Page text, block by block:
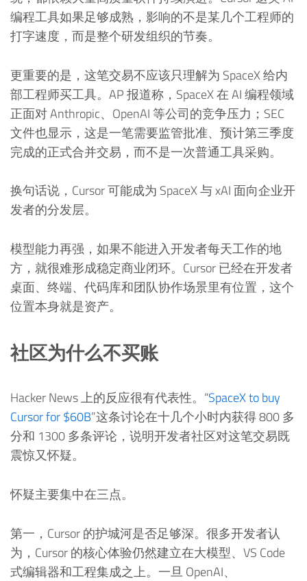
编程工具如果足够成熟，影响的不是某几个工程师的
打字速度，而是整个研发组织的节奏。
更重要的是，这笔交易不应该只理解为 SpaceX 给内
部工程师买工具。AP 报道称，SpaceX 在 AI 编程领域
正面对 Anthropic、OpenAI 等公司的竞争压力；SEC
文件也显示，这是一笔需要监管批准、预计第三季度
完成的正式合并交易，而不是一次普通工具采购。
换句话说，Cursor 可能成为 SpaceX 与 xAI 面向企业开
发者的分发层。
模型能力再强，如果不能进入开发者每天工作的地
方，就很难形成稳定商业闭环。Cursor 已经在开发者
桌面、终端、代码库和团队协作场景里有位置，这个
位置本身就是资产。
社区为什么不买账
Hacker News 上的反应很有代表性。“SpaceX to buy
Cursor for$60B”这条讨论在十几个小时内获得 800 多
分和 1300 多条评论，说明开发者社区对这笔交易既
震惊又怀疑。
怀疑主要集中在三点。
第一，Cursor 的护城河是否足够深。很多开发者认
为，Cursor 的核心体验仍然建立在大模型、VS Code
式编辑器和工程集成之上。一旦 OpenAI、